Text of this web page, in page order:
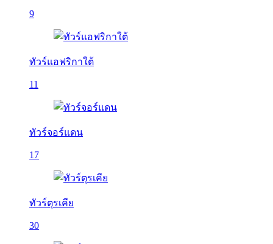
9
ทัวร์แอฟริกาใต้
11
ทัวร์จอร์แดน
17
ทัวร์ตุรเคีย
30